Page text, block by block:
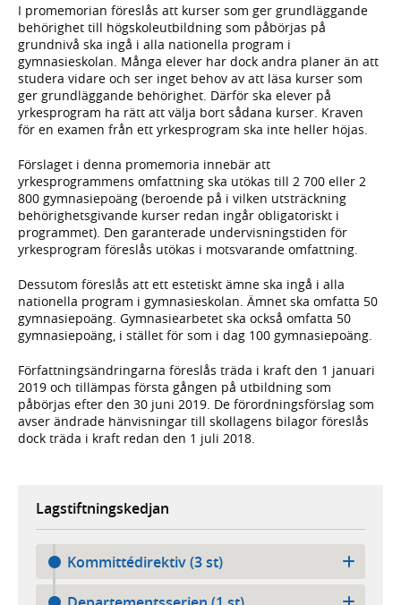
I promemorian föreslås att kurser som ger grundläggande
behörighet till högskoleutbildning som påbörjas på
grundnivå ska ingå i alla nationella program i
gymnasieskolan. Många elever har dock andra planer än att
studera vidare och ser inget behov av att läsa kurser som
ger grundläggande behörighet. Därför ska elever på
yrkesprogram ha rätt att välja bort sådana kurser. Kraven
för en examen från ett yrkesprogram ska inte heller höjas.
Förslaget i denna promemoria innebär att
yrkesprogrammens omfattning ska utökas till 2 700 eller 2
800 gymnasiepoäng (beroende på i vilken utsträckning
behörighetsgivande kurser redan ingår obligatoriskt i
programmet). Den garanterade undervisningstiden för
yrkesprogram föreslås utökas i motsvarande omfattning.
Dessutom föreslås att ett estetiskt ämne ska ingå i alla
nationella program i gymnasieskolan. Ämnet ska omfatta 50
gymnasiepoäng. Gymnasiearbetet ska också omfatta 50
gymnasiepoäng, i stället för som i dag 100 gymnasiepoäng.
Författningsändringarna föreslås träda i kraft den 1 januari
2019 och tillämpas första gången på utbildning som
påbörjas efter den 30 juni 2019. De förordningsförslag som
avser ändrade hänvisningar till skollagens bilagor föreslås
dock träda i kraft redan den 1 juli 2018.
Lagstiftningskedjan
Kommittédirektiv (3 st)